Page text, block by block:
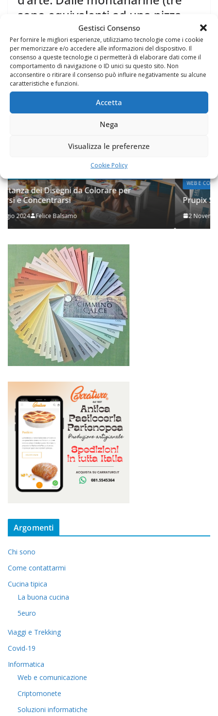
Gestisci Consenso
Per fornire le migliori esperienze, utilizziamo tecnologie come i cookie
per memorizzare e/o accedere alle informazioni del dispositivo. Il
consenso a queste tecnologie ci permetterà di elaborare dati come il
comportamento di navigazione o ID unici su questo sito. Non
acconsentire o ritirare il consenso può influire negativamente su alcune
caratteristiche e funzioni.
Accetta
Nega
Visualizza le preferenze
Cookie Policy
sono equivalenti ad una pizza
fritta) al dolce (fatta
[ad_1] Da Isabella De Cham Pizza Fritta provando vere e
proprie opere d’arte. Dalle montanarine (tre sono
equivalenti ad una
WEB E COMUNICAZIONE
Prupix Studio Grafico
2 Novembre 2023 Felice Balsamo
Argomenti
Chi sono
Come contattarmi
Cucina tipica
La buona cucina
5euro
Viaggi e Trekking
Covid-19
Informatica
Web e comunicazione
Criptomonete
Soluzioni informatiche